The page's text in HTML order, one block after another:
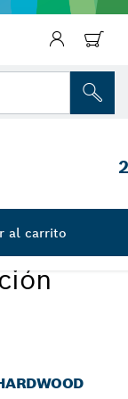
al carrito